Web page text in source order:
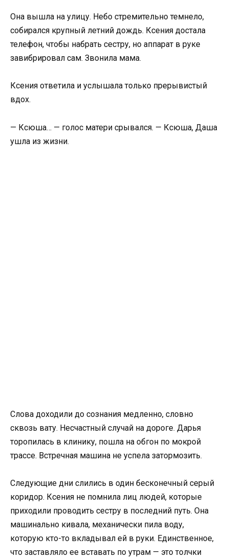
Она вышла на улицу. Небо стремительно темнело,
собирался крупный летний дождь. Ксения достала
телефон, чтобы набрать сестру, но аппарат в руке
завибрировал сам. Звонила мама.
Ксения ответила и услышала только прерывистый
вдох.
— Ксюша… — голос матери срывался. — Ксюша, Даша
ушла из жизни.
Слова доходили до сознания медленно, словно
сквозь вату. Несчастный случай на дороге. Дарья
торопилась в клинику, пошла на обгон по мокрой
трассе. Встречная машина не успела затормозить.
Следующие дни слились в один бесконечный серый
коридор. Ксения не помнила лиц людей, которые
приходили проводить сестру в последний путь. Она
машинально кивала, механически пила воду,
которую кто-то вкладывал ей в руки. Единственное,
что заставляло ее вставать по утрам — это толчки